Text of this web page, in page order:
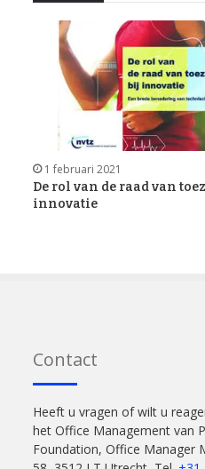
1 februari 2021
De rol van de raad van
innovatie
Contact
Heeft u vragen of wilt u
het Office Management van
Foundation, Office Manager